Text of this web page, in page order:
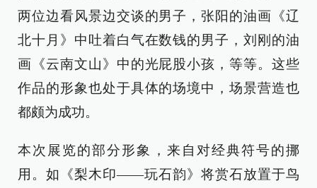
两位边看风景边交谈的男子，张阳的油画《辽
北十月》中吐着白气在数钱的男子，刘刚的油
画《云南文山》中的光屁股小孩，等等。这些
作品的形象也处于具体的场境中，场景营造也
都颇为成功。
本次展览的部分形象，来自对经典符号的挪
用。如《梨木印——玩石韵》将赏石放置于鸟